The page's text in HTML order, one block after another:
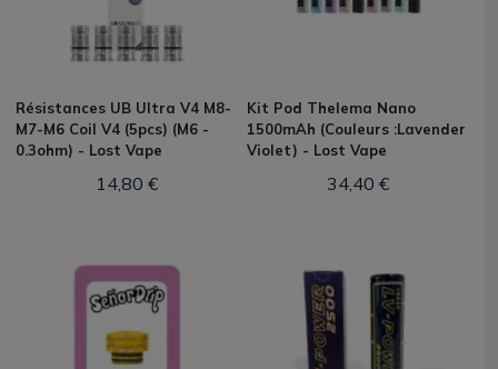
Résistances UB Ultra V4 M8-
M7-M6 Coil V4 (5pcs) (M6 -
0.3ohm) - Lost Vape
14,80 €
Kit Pod Thelema Nano
1500mAh (Couleurs :Lavender
Violet) - Lost Vape
34,40 €